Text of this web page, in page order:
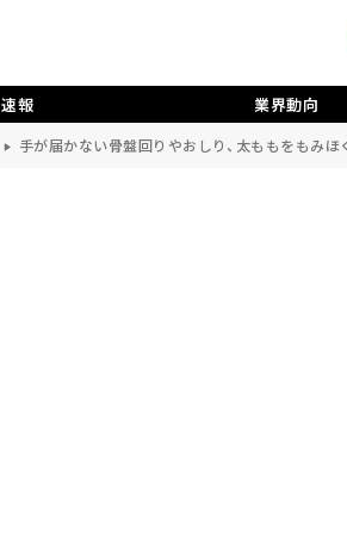
速報 業界動向
手が届かない骨盤回りやおしり、太ももをもみほ